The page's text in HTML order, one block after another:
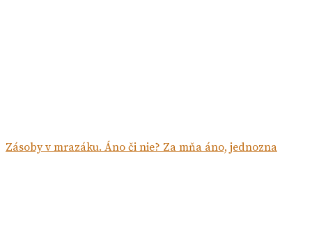
Zásoby v mrazáku. Áno či nie? Za mňa áno, jednozna